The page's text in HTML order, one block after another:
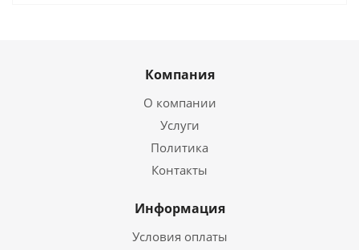
Компания
О компании
Услуги
Политика
Контакты
Информация
Условия оплаты